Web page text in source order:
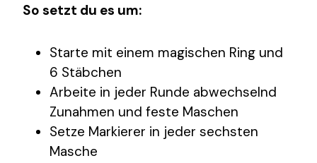
So setzt du es um:
Starte mit einem magischen Ring und
6 Stäbchen
Arbeite in jeder Runde abwechselnd
Zunahmen und feste Maschen
Setze Markierer in jeder sechsten
Masche